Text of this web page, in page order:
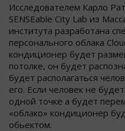
Исследователем Карло
SENSEable City Lab из
института разработана
персонального облака
кондиционер будет
потолке, он будет
будет располагаться
его. Если человек не
одной точке а будет
«облако» кондиционер
обьектом.